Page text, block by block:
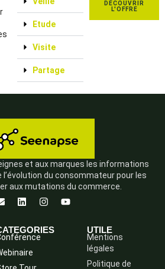
Etude
Visite
Partage
DÉCOUVRIR
L'OFFRE
et aux marques les informations
du consommateur pour les
aux mutations du commerce.
UTILE
Mentions
légales
Politique de